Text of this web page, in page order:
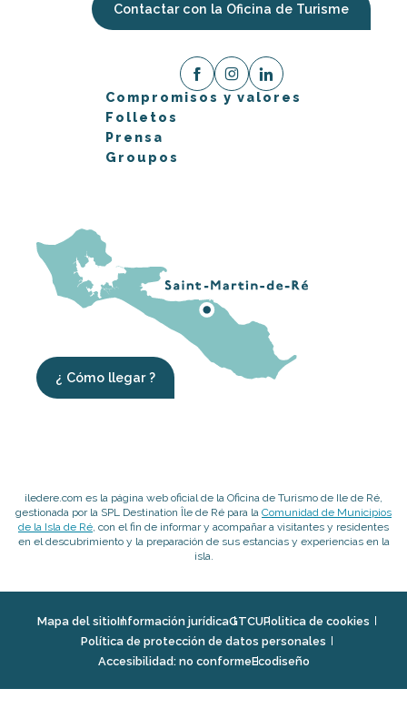
Contactar con la Oficina de Turisme
Compromisos y valores
Folletos
Prensa
Groupos
¿ Cómo llegar ?
iledere.com es la página web oficial de la Oficina de Turismo de Ile de Ré,
gestionada por la SPL Destination Île de Ré para la Comunidad de Municipios
de la Isla de Ré, con el fin de informar y acompañar a visitantes y residentes
en el descubrimiento y la preparación de sus estancias y experiencias en la
isla.
Mapa del sitioInformación jurídicaGTCUPolitica de cookies
Política de protección de datos personales
Accesibilidad: no conformeEcodiseño